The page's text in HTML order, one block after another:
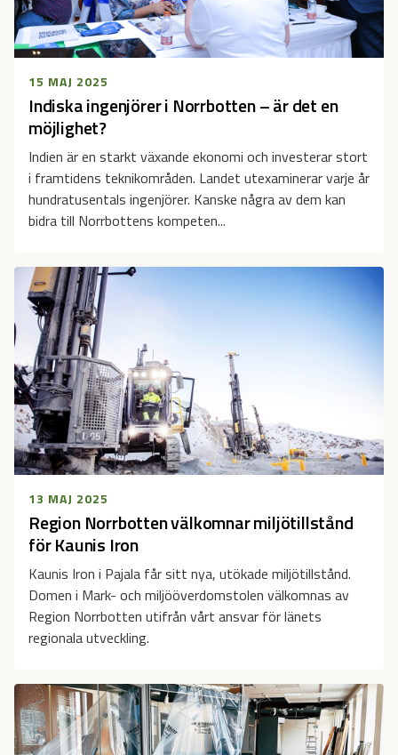
Indiska ingenjörer i Norrbotten – är det en
möjlighet?
15 MAJ 2025
Indien är en starkt växande ekonomi och investerar stort
i framtidens teknikområden. Landet utexaminerar varje år
hundratusentals ingenjörer. Kanske några av dem kan
bidra till Norrbottens kompeten...
Region Norrbotten välkomnar miljötillstånd
för Kaunis Iron
13 MAJ 2025
Kaunis Iron i Pajala får sitt nya, utökade miljötillstånd.
Domen i Mark- och miljööverdomstolen välkomnas av
Region Norrbotten utifrån vårt ansvar för länets
regionala utveckling.